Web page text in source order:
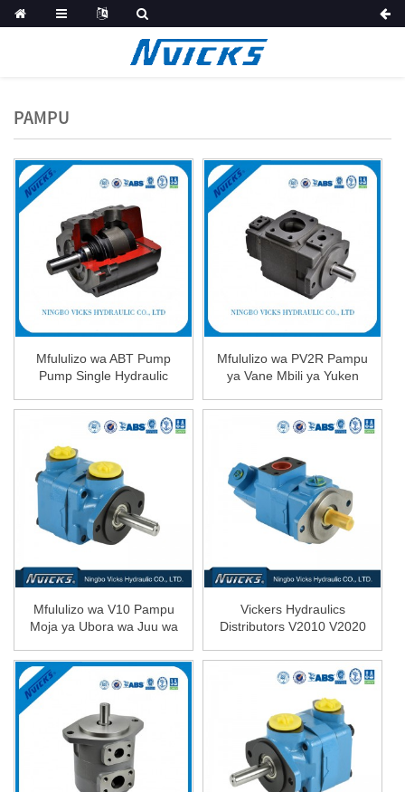
PAMPU
Mfululizo wa ABT Pump
Pump Single Hydraulic
Mfululizo wa PV2R Pampu
ya Vane Mbili ya Yuken
Mfululizo wa V10 Pampu
Moja ya Ubora wa Juu wa
Vickers Hydraulics
Distributors V2010 V2020